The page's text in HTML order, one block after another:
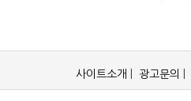
사이트소개 광고문의